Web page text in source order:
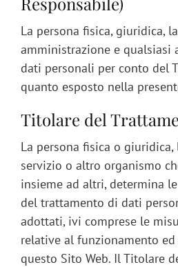
La persona fisica, giuridica,
amministrazione e qualsiasi
dati personali per conto del
quanto esposto nella
Titolare del
La persona fisica o
servizio o altro organismo
insieme ad altri, determina
del trattamento di dati
adottati, ivi comprese le
relative al funzionamento
questo Sito Web. Il Titolare